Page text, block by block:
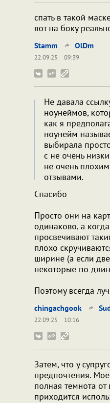
спать в такой
вот на боку
Stamm OlDm
22.09.25
09:39
Не давала
ноунеймов,
как я
ноунейм
выбирала
с не очень
не очень
отзывами.
Спасибо
Просто они на
одинаково, а
просвечивают
плохо
ширине (а если
некоторые по
Поэтому всегда
chingachgook
22.09.25
10:16
Затем, что у
предпочтения.
полная темнота
приходится